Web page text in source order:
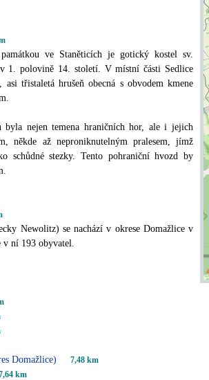
ve Staněticích je gotický kostel sv.
1. polovině 14. století. V místní části Sedlice
asi třistaletá hrušeň obecná s obvodem kmene
byla nejen temena hraničních hor, ale i jejich
někde až neproniknutelným pralesem, jímž
schůdné stezky. Tento pohraniční hvozd by
Newolitz) se nachází v okrese Domažlice v
ní 193 obyvatel.
Domažlice) 7,48 km
km